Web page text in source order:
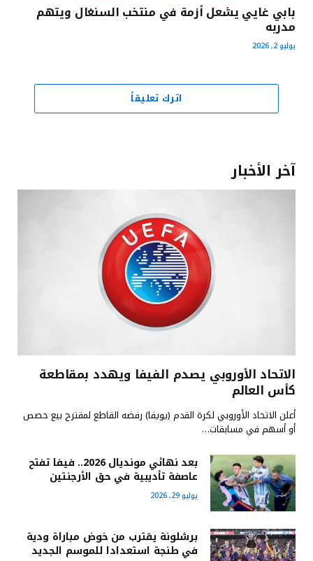
بابي غايي يشعل أزمة في منتخب السنغال ويتهم
مدربه
يوليو 2, 2026
اترك تعليقاً
آخر الأخبار
الاتحاد الأوروبي يصدم الفيفا ويهدد بمقاطعة
كأس العالم
أعلن الاتحاد الأوروبي لكرة القدم (يويفا) رفضه القاطع لمقترح بيع حصص
أو أسهم في مسابقات…
بعد نهائي مونديال 2026.. فيفا تفتح
عاصفة تأديبية في حق الأرجنتين
يوليو 29, 2026
برشلونة يقترب من خوض مباراة ودية
في طنجة استعدادا للموسم الجديد